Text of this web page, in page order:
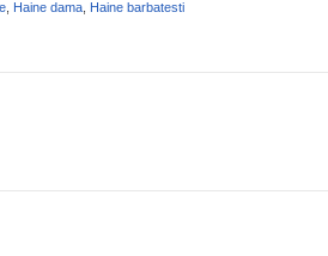
Haine dama Haine barbatesti